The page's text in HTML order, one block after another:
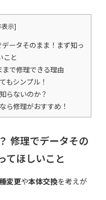
示]
ータそのまま！まず知っ
こと
で修理できる理由
もシンプル！
らないのか？
ら修理がおすすめ！
修理でデータその
てほしいこと
変更や本体交換を考えが